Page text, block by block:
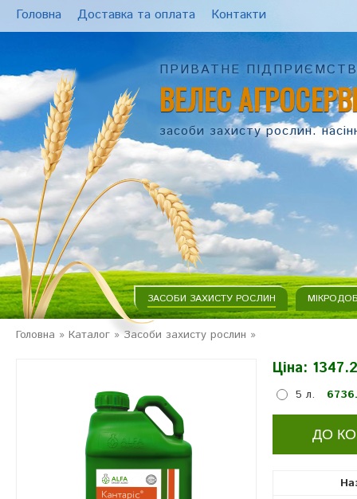
ПРИВАТНЕ
ВЕЛЕС
засоби захисту рослин.
Головна Доставка та оплата Контакти
ЗАСОБИ ЗАХИСТУ РОСЛИН
Головна » Каталог » Засоби захисту рослин »
Ціна:
5 л.